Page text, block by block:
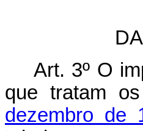
Art. 3º O
que tratam os
dezembro de